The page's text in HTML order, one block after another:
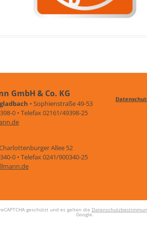
GmbH & Co. KG
• Sophienstraße 49-53
0 • Telefax 02161/49398-25
Allee 52
0 • Telefax 0241/900340-25
geschützt und es gelten die
Google.